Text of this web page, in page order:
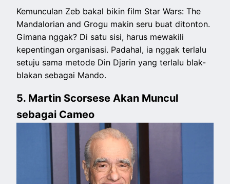
Kemunculan Zeb bakal bikin film Star Wars: The
Mandalorian and Grogu makin seru buat ditonton.
Gimana nggak? Di satu sisi, harus mewakili
kepentingan organisasi. Padahal, ia nggak terlalu
setuju sama metode Din Djarin yang terlalu blak-
blakan sebagai Mando.
5. Martin Scorsese Akan Muncul
sebagai Cameo